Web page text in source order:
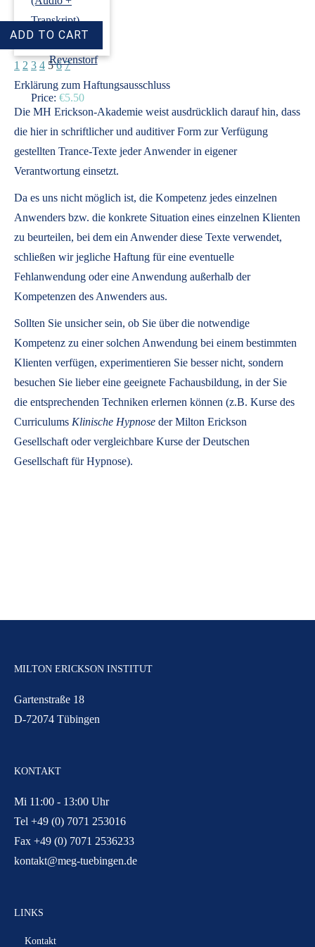
Transkript)
›Dirk
Revenstorf
Price: €5.50
1 2 3 4 5 6 7
Erklärung zum Haftungsausschluss
Die MH Erickson-Akademie weist ausdrücklich darauf hin, dass
die hier in schriftlicher und auditiver Form zur Verfügung
gestellten Trance-Texte jeder Anwender in eigener
Verantwortung einsetzt.
Da es uns nicht möglich ist, die Kompetenz jedes einzelnen
Anwenders bzw. die konkrete Situation eines einzelnen Klienten
zu beurteilen, bei dem ein Anwender diese Texte verwendet,
schließen wir jegliche Haftung für eine eventuelle
Fehlanwendung oder eine Anwendung außerhalb der
Kompetenzen des Anwenders aus.
Sollten Sie unsicher sein, ob Sie über die notwendige
Kompetenz zu einer solchen Anwendung bei einem bestimmten
Klienten verfügen, experimentieren Sie besser nicht, sondern
besuchen Sie lieber eine geeignete Fachausbildung, in der Sie
die entsprechenden Techniken erlernen können (z.B. Kurse des
Curriculums Klinische Hypnose der Milton Erickson
Gesellschaft oder vergleichbare Kurse der Deutschen
Gesellschaft für Hypnose).
MILTON ERICKSON INSTITUT
Gartenstraße 18
D-72074 Tübingen
KONTAKT
Mi 11:00 - 13:00 Uhr
Tel +49 (0) 7071 253016
Fax +49 (0) 7071 2536233
kontakt@meg-tuebingen.de
LINKS
Kontakt